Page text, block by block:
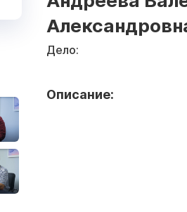
Дело:
Описание: